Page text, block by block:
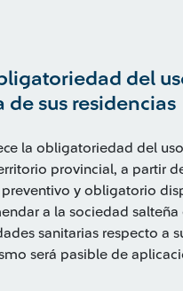
del
de sus residencias
la obligatoriedad del
provincial, a partir
y obligatorio
a la sociedad
sanitarias respecto a
será pasible de